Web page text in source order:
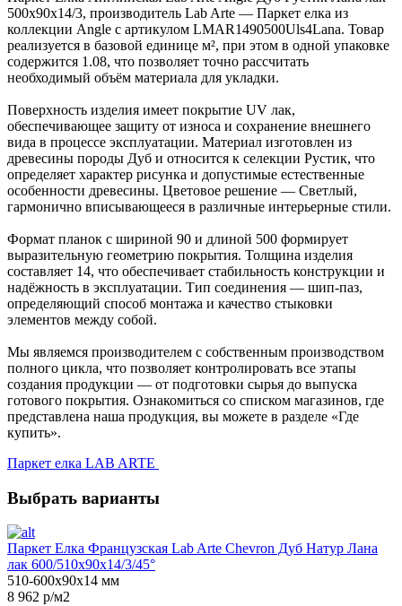
500х90х14/3, производитель Lab Arte — Паркет елка из
коллекции Angle с артикулом LMAR1490500Uls4Lana. Товар
реализуется в базовой единице м², при этом в одной упаковке
содержится 1.08, что позволяет точно рассчитать
необходимый объём материала для укладки.
Поверхность изделия имеет покрытие UV лак,
обеспечивающее защиту от износа и сохранение внешнего
вида в процессе эксплуатации. Материал изготовлен из
древесины породы Дуб и относится к селекции Рустик, что
определяет характер рисунка и допустимые естественные
особенности древесины. Цветовое решение — Светлый,
гармонично вписывающееся в различные интерьерные стили.
Формат планок с шириной 90 и длиной 500 формирует
выразительную геометрию покрытия. Толщина изделия
составляет 14, что обеспечивает стабильность конструкции и
надёжность в эксплуатации. Тип соединения — шип-паз,
определяющий способ монтажа и качество стыковки
элементов между собой.
Мы являемся производителем с собственным производством
полного цикла, что позволяет контролировать все этапы
создания продукции — от подготовки сырья до выпуска
готового покрытия. Ознакомиться со списком магазинов, где
представлена наша продукция, вы можете в разделе «Где
купить».
Паркет елка LAB ARTE
Выбрать варианты
Паркет Елка Французская Lab Arte Chevron Дуб Натур Лана
лак 600/510х90х14/3/45°
510-600х90х14 мм
8 962 р/м2